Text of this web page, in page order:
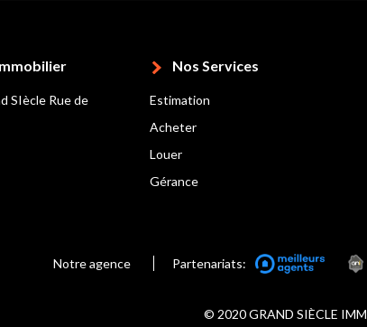
SIècle Rue de
Nos Services
Estimation
Acheter
Louer
Gérance
Notre agence Partenariats:
© 2020 GRAND SIÈCLE